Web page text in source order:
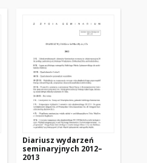
Diariusz wydarzeń
seminaryjnych 2012–
2013